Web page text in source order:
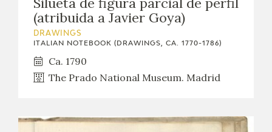
(atribuida a Javier Goya)
DRAWINGS
ITALIAN NOTEBOOK (DRAWINGS, CA. 1770-1786)
Ca. 1790
The Prado National Museum. Madrid